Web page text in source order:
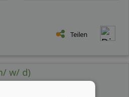
Teilen
w/ d)